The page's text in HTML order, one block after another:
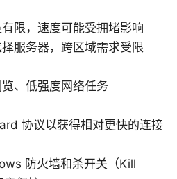
限，速度可能受拥堵影响
服务器，跨区域需求受限
、低强度网络任务
协议以获得相对更快的连接
防火墙和杀开关（Kill